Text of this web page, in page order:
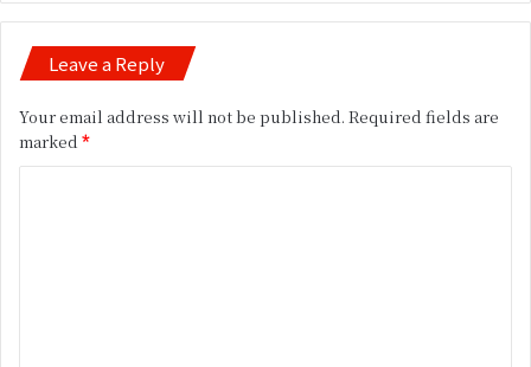
Leave a Reply
Your email address will not be published. Required fields are
marked *